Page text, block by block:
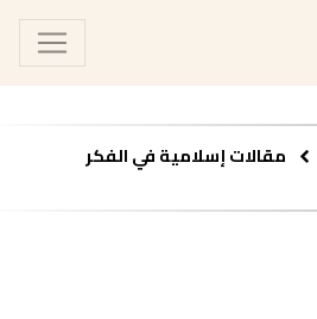
مقالات إسلامية في الفكر